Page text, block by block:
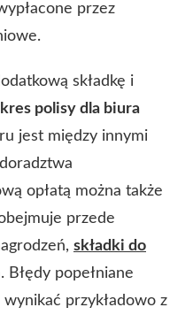
przez
składkę i
polisy dla biura
jest między innymi
opłatą można także
przede
składki do
Błędy popełniane
przykładowo z